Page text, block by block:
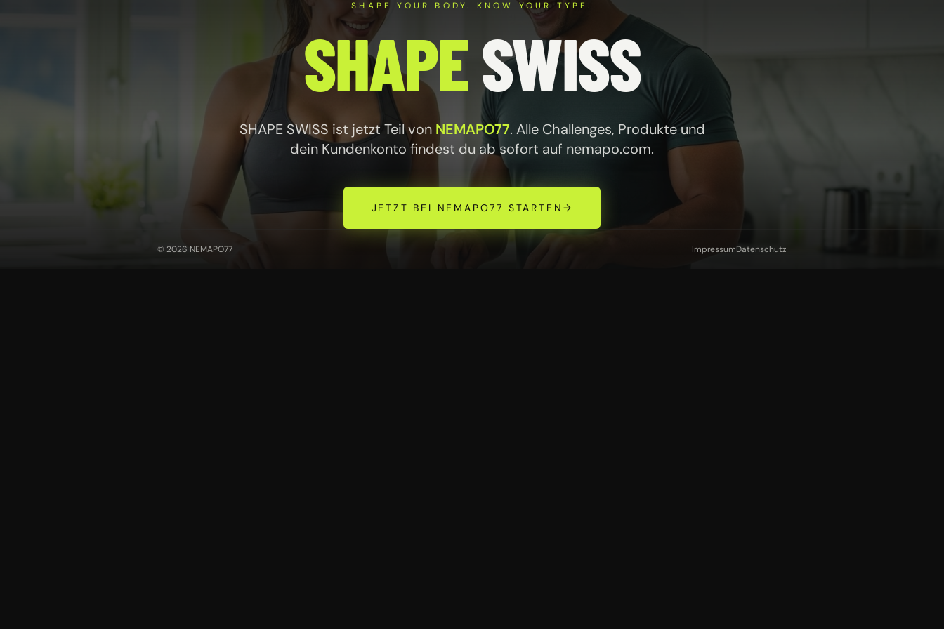
SHAPE YOUR BODY. KNOW YOUR TYPE.
SHAPESWISS
SHAPE SWISS ist jetzt Teil von NEMAPO77. Alle Challenges, Produkte und
dein Kundenkonto findest du ab sofort auf nemapo.com.
JETZT BEI NEMAPO77 STARTEN →
© 2026 NEMAPO77 ImpressumDatenschutz